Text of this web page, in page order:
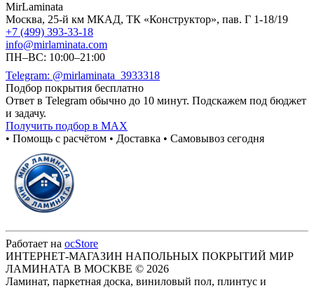
MirLaminata
Москва, 25-й км МКАД, ТК «Конструктор», пав. Г 1-18/19
+7 (499) 393-33-18
info@mirlaminata.com
ПН–ВС: 10:00–21:00
Telegram: @mirlaminata_3933318
Подбор покрытия бесплатно
Ответ в Telegram обычно до 10 минут. Подскажем под бюджет
и задачу.
Получить подбор в MAX
• Помощь с расчётом • Доставка • Самовывоз сегодня
Работает на ocStore
ИНТЕРНЕТ-МАГАЗИН НАПОЛЬНЫХ ПОКРЫТИЙ МИР
ЛАМИНАТА В МОСКВЕ © 2026
Ламинат, паркетная доска, виниловый пол, плинтус и